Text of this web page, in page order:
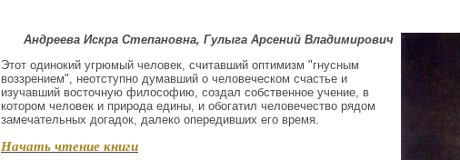
Андреева Искра Степановна, Гулыга Арсений Владимирович
Этот одинокий угрюмый человек, считавший оптимизм "гнусным
воззрением", неотступно думавший о человеческом счастье и
изучавший восточную философию, создал собственное учение, в
котором человек и природа едины, и обогатил человечество рядом
замечательных догадок, далеко опередивших его время.
Начать чтение книги